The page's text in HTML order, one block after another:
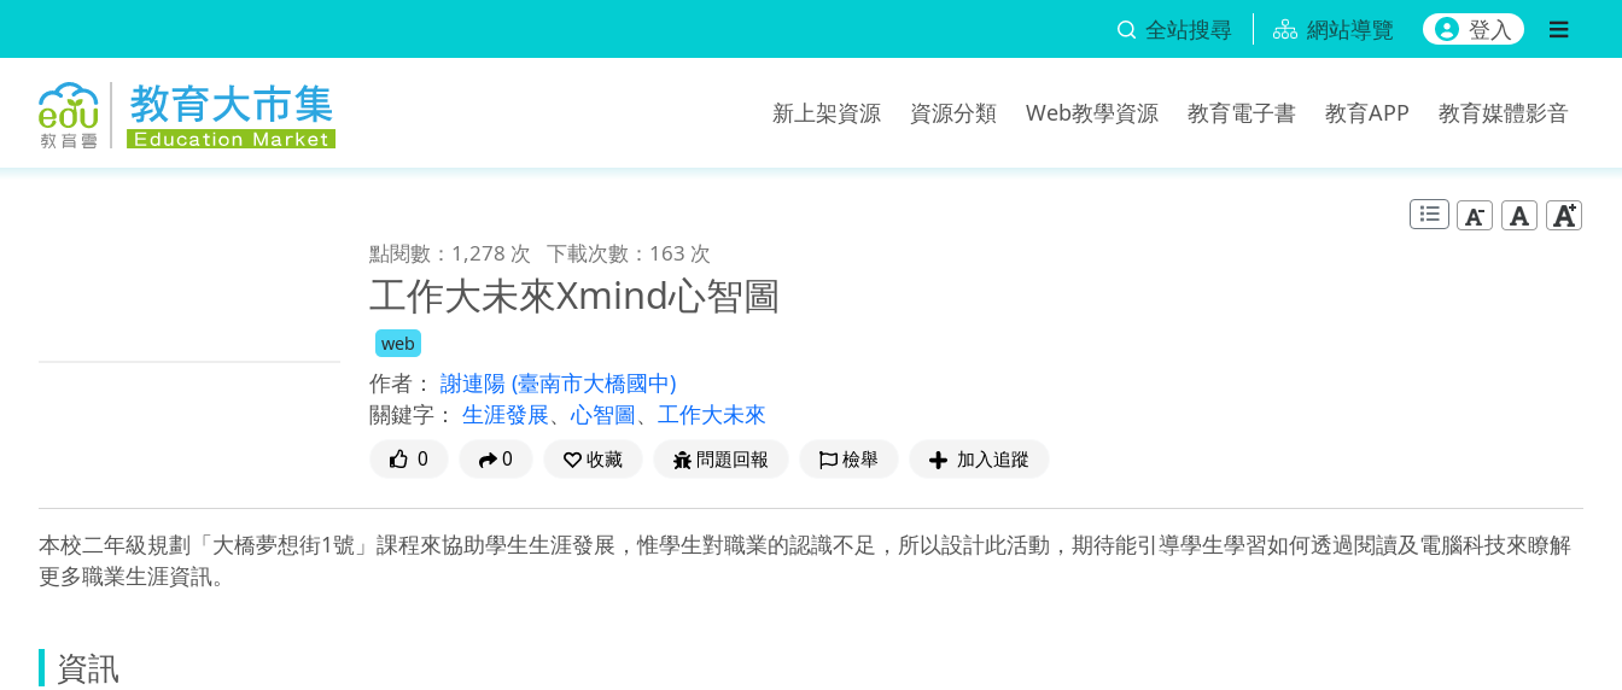
全站搜尋 網站導覽 登入
新上架資源 資源分類 Web教學資源 教育電子書 教育APP 教育媒體影音
點閱數：1,278 次 下載次數：163 次
工作大未來Xmind心智圖
web
作者： 謝連陽 (臺南市大橋國中)
關鍵字： 生涯發展、心智圖、 工作大未來
0 0 收藏 問題回報 檢舉 加入追蹤
本校二年級規劃「大橋夢想街1號」課程來協助學生生涯發展，惟學生對職業的認識不足，所以設計此活動，期待能引導學生學習如何透過閱讀及電腦科技來瞭解
更多職業生涯資訊。
資訊